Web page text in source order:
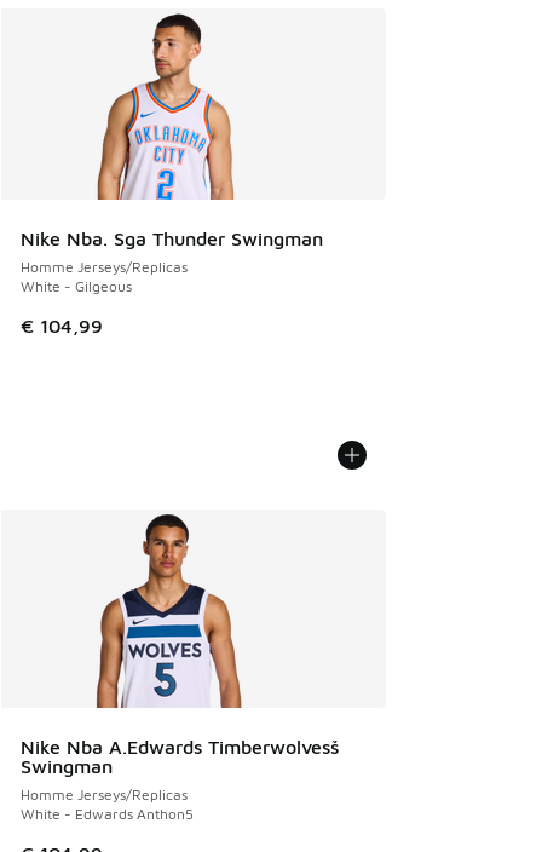
Nike Nba. Sga Thunder Swingman
Homme Jerseys/Replicas
White - Gilgeous
€ 104,99
Nike Nba A.Edwards Timberwolvesš
Swingman
Homme Jerseys/Replicas
White - Edwards Anthon5